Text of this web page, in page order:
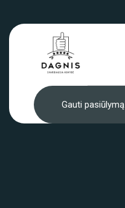
Gauti pasiūlymą